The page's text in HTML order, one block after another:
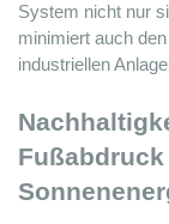
System nicht nur
minimiert auch
industriellen